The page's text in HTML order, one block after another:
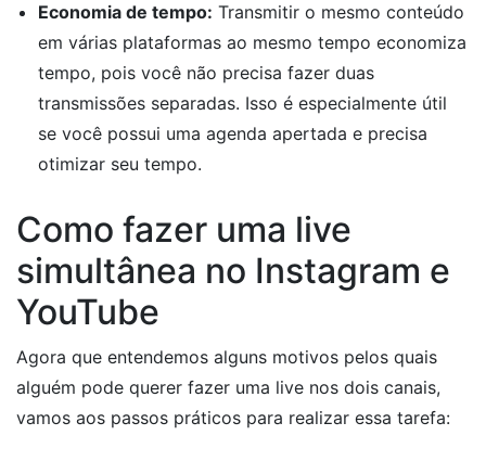
Economia de tempo: Transmitir o mesmo conteúdo
em várias plataformas ao mesmo tempo economiza
tempo, pois você não precisa fazer duas
transmissões separadas. Isso é especialmente útil
se você possui uma agenda apertada e precisa
otimizar seu tempo.
Como fazer uma live
simultânea no Instagram e
YouTube
Agora que entendemos alguns motivos pelos quais
alguém pode querer fazer uma live nos dois canais,
vamos aos passos práticos para realizar essa tarefa: